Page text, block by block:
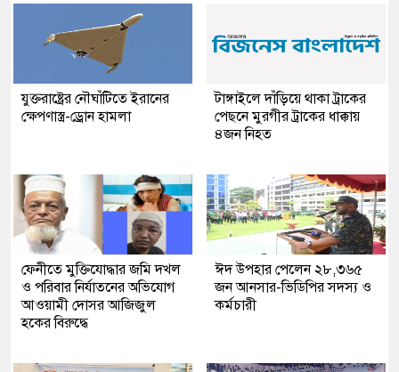
যুক্তরাষ্ট্রের নৌঘাঁটিতে ইরানের
ক্ষেপণাস্ত্র-ড্রোন হামলা
টাঙ্গাইলে দাঁড়িয়ে থাকা ট্রাকের
পেছনে মুরগীর ট্রাকের ধাক্কায়
৪জন নিহত
ফেনীতে মুক্তিযোদ্ধার জমি দখল
ও পরিবার নির্যাতনের অভিযোগ
আওয়ামী দোসর আজিজুল
হকের বিরুদ্ধে
ঈদ উপহার পেলেন ২৮,৩৬৫
জন আনসার-ভিডিপির সদস্য ও
কর্মচারী